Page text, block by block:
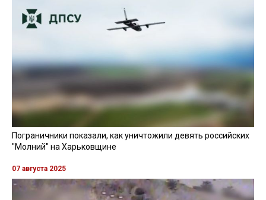
Пограничники показали, как уничтожили девять российских
"Молний" на Харьковщине
07 августа 2025